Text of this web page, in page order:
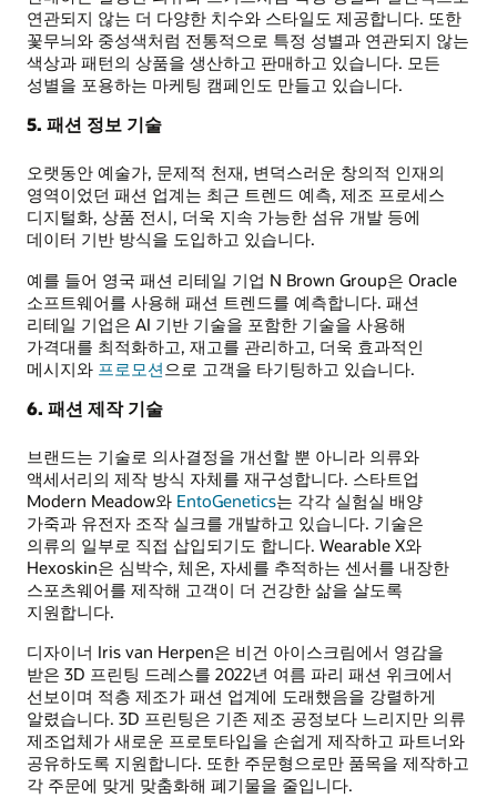
연관되지 않는 더 다양한 치수와 스타일도 제공합니다. 또한
꽃무늬와 중성색처럼 전통적으로 특정 성별과 연관되지 않는
색상과 패턴의 상품을 생산하고 판매하고 있습니다. 모든
성별을 포용하는 마케팅 캠페인도 만들고 있습니다.
5. 패션 정보 기술
오랫동안 예술가, 문제적 천재, 변덕스러운 창의적 인재의
영역이었던 패션 업계는 최근 트렌드 예측, 제조 프로세스
디지털화, 상품 전시, 더욱 지속 가능한 섬유 개발 등에
데이터 기반 방식을 도입하고 있습니다.
예를 들어 영국 패션 리테일 기업 N Brown Group은 Oracle
소프트웨어를 사용해 패션 트렌드를 예측합니다. 패션
리테일 기업은 AI 기반 기술을 포함한 기술을 사용해
가격대를 최적화하고, 재고를 관리하고, 더욱 효과적인
메시지와 프로모션 으로 고객을 타기팅하고 있습니다.
6. 패션 제작 기술
브랜드는 기술로 의사결정을 개선할 뿐 아니라 의류와
액세서리의 제작 방식 자체를 재구성합니다. 스타트업
Modern Meadow와 EntoGenetics는 각각 실험실 배양
가죽과 유전자 조작 실크를 개발하고 있습니다. 기술은
의류의 일부로 직접 삽입되기도 합니다. Wearable X와
Hexoskin은 심박수, 체온, 자세를 추적하는 센서를 내장한
스포츠웨어를 제작해 고객이 더 건강한 삶을 살도록
지원합니다.
디자이너 Iris van Herpen은 비건 아이스크림에서 영감을
받은 3D 프린팅 드레스를 2022년 여름 파리 패션 위크에서
선보이며 적층 제조가 패션 업계에 도래했음을 강렬하게
알렸습니다. 3D 프린팅은 기존 제조 공정보다 느리지만 의류
제조업체가 새로운 프로토타입을 손쉽게 제작하고 파트너와
공유하도록 지원합니다. 또한 주문형으로만 품목을 제작하고
각 주문에 맞게 맞춤화해 폐기물을 줄입니다.